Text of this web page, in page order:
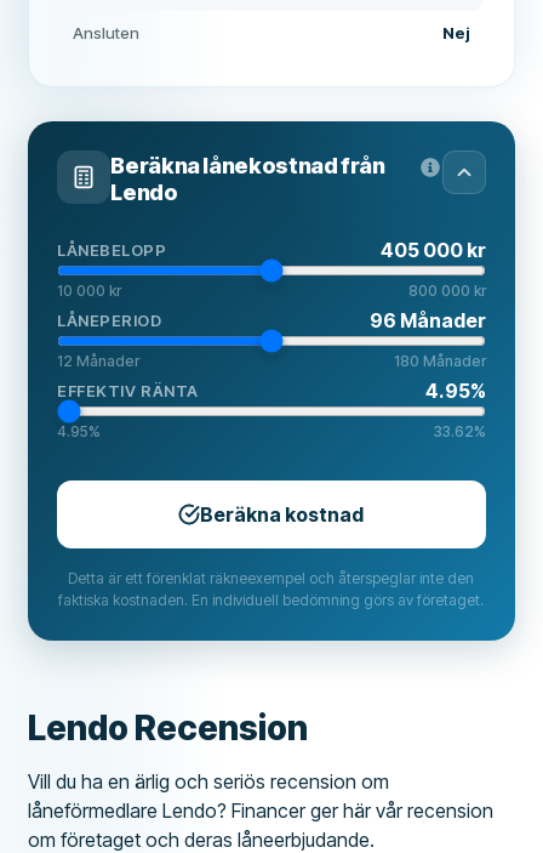
Ansluten Nej
Beräkna lånekostnad från
Lendo
LÅNEBELOPP 405 000 kr
10 000 kr 800 000 kr
LÅNEPERIOD 96 Månader
12 Månader 180 Månader
EFFEKTIV RÄNTA 4.95%
4.95% 33.62%
Beräkna kostnad
Detta är ett förenklat räkneexempel och återspeglar inte den
faktiska kostnaden. En individuell bedömning görs av företaget.
Lendo Recension
Vill du ha en ärlig och seriös recension om
låneförmedlare Lendo? Financer ger här vår recension
om företaget och deras låneerbjudande.